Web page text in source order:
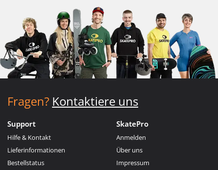
Fragen? Kontaktiere uns
Support
Hilfe & Kontakt
Lieferinformationen
Bestellstatus
SkatePro
Anmelden
Über uns
Impressum